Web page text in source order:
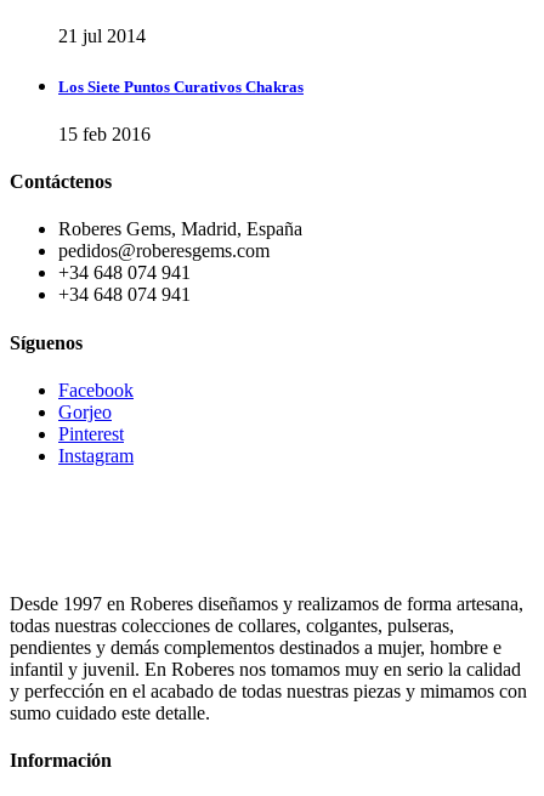
21 jul 2014
Los Siete Puntos Curativos Chakras
15 feb 2016
Contáctenos
Roberes Gems, Madrid, España
pedidos@roberesgems.com
+34 648 074 941
+34 648 074 941
Síguenos
Facebook
Gorjeo
Pinterest
Instagram
Desde 1997 en Roberes diseñamos y realizamos de forma artesana,
todas nuestras colecciones de collares, colgantes, pulseras,
pendientes y demás complementos destinados a mujer, hombre e
infantil y juvenil. En Roberes nos tomamos muy en serio la calidad
y perfección en el acabado de todas nuestras piezas y mimamos con
sumo cuidado este detalle.
Información